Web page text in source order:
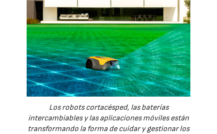
Los robots cortacésped, las baterías
intercambiables y las aplicaciones móviles están
transformando la forma de cuidar y gestionar los